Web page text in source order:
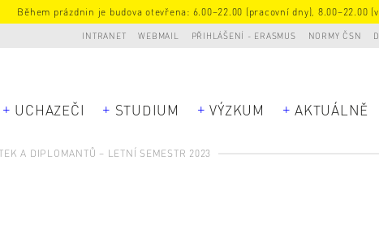
Během prázdnin je budova otevřena: 6.00–22.00 (pracovní dny), 8.00–22.00
INTRANET WEBMAIL PŘIHLÁŠENÍ - ERASMUS NORMY ČSN
UCHAZEČI STUDIUM VÝZKUM AKTUÁLNĚ
A DIPLOMANTŮ – LETNÍ SEMESTR 2023